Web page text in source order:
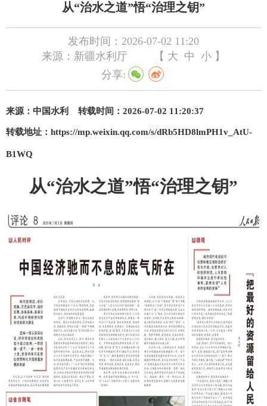
从“治水之道”悟“治理之钥”
发布时间：2026-07-02 11:20
来源：新疆水利厅
【 大 中 小 】
分享:
来源： 中国水利 转载时间：2026-07-02 11:20:37
转载地址： https://mp.weixin.qq.com/s/dRb5HD8lmPH1v_AtU-
B1WQ
从“治水之道”悟“治理之钥”